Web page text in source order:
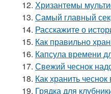
12. Хризантемы
13. Самый главный
14. Расскажите о
15. Как правильно
16. Капсула времени
17. Свежий чеснок
18. Как хранить
19. Грядка для